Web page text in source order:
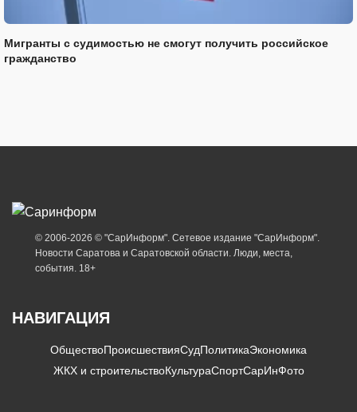
Мигранты с судимостью не смогут получить российское
гражданство
© 2006-2026 © "СарИнформ". Сетевое издание "СарИнформ".
Новости Саратова и Саратовской области. Люди, места,
события. 18+
НАВИГАЦИЯ
ОбществоПроисшествияСудПолитикаЭкономика
ЖКХ и строительствоКультураСпортСарИнФото